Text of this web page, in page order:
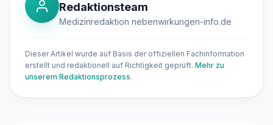
Redaktionsteam
Medizinredaktion nebenwirkungen-info.de
Dieser Artikel wurde auf Basis der offiziellen Fachinformation
erstellt und redaktionell auf Richtigkeit geprüft. Mehr zu
unserem Redaktionsprozess.